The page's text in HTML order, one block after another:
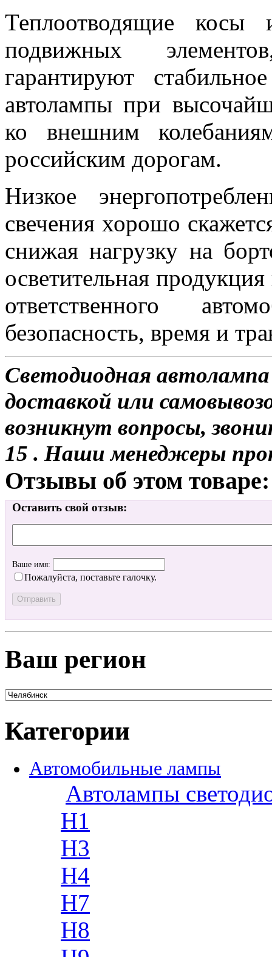
Теплоотводящие косы
подвижных
гарантируют
автолампы при
ко внешним
российским дорогам.
Низкое
свечения хорошо
снижая нагрузку на
осветительная
ответственного
безопасность, время и
Светодиодная
доставкой или
возникнут вопросы,
15 . Наши менеджеры
Отзывы об этом товаре:
Оставить свой отзыв:
Ваше имя:
Пожалуйста, поставьте галочку.
Ваш регион
Категории
Автомобильные лампы
Автолампы
H1
H3
H4
H7
H8